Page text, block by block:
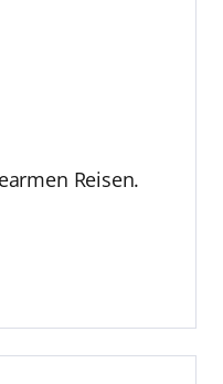
Reisen.